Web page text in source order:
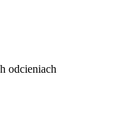
odcieniach